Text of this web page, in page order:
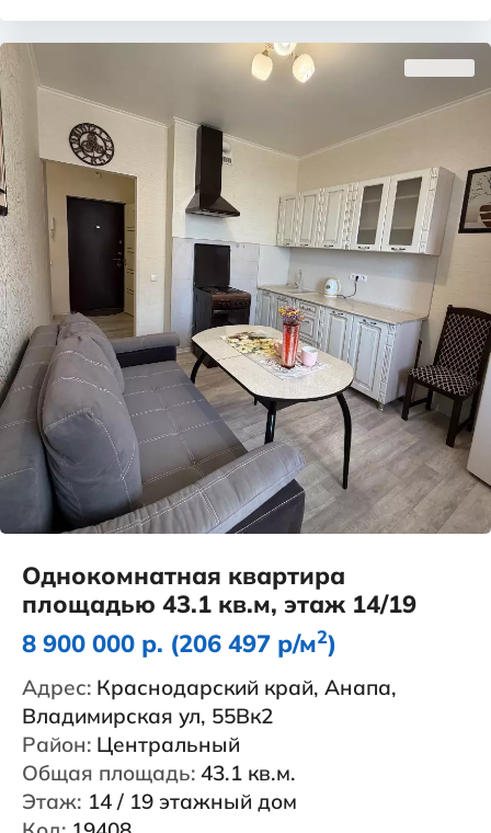
Однокомнатная квартира
площадью 43.1 кв.м, этаж 14/19
8 900 000 р. (206 497 р/м2)
Адрес: Краснодарский край, Анапа,
Владимирская ул, 55Вк2
Район: Центральный
Общая площадь: 43.1 кв.м.
Этаж: 14 / 19 этажный дом